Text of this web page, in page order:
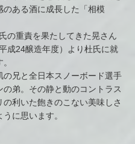
ある酒に成長した「相模
の重責を果たしてきた晃さん
成24醸造年度）より杜氏に就
兄と全日本スノーボード選手
弟。その静と動のコントラス
利いた飽きのこない美味しさ
に思います。